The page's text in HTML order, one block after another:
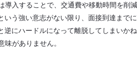
導入することで、交通費や移動時間を削
う強い意志がない限り、面接到達まで
にハードルになって離脱してしまいか
がありません。